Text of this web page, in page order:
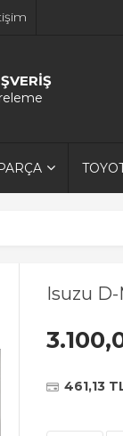
Isuzu D-
461,13